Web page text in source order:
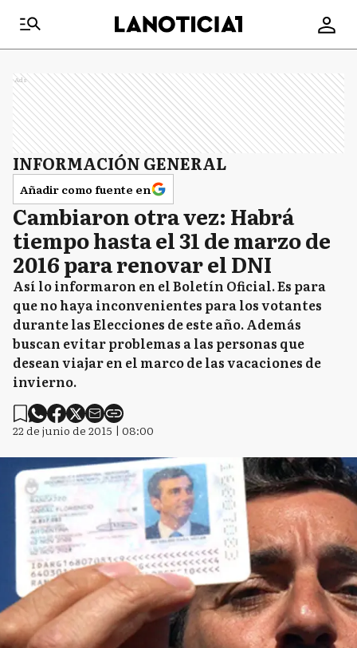
Ads
INFORMACIÓN GENERAL
Añadir como fuente en
Cambiaron otra vez: Habrá
tiempo hasta el 31 de marzo de
2016 para renovar el DNI
Así lo informaron en el Boletín Oficial. Es para
que no haya inconvenientes para los votantes
durante las Elecciones de este año. Además
buscan evitar problemas a las personas que
desean viajar en el marco de las vacaciones de
invierno.
22 de junio de 2015 | 08:00